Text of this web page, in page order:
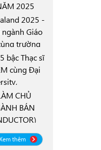
2025
2025 -
Giáo
trường
bậc Thạc sĩ
cùng Đại
CHỦ
BÁN
OREGON
OSU
thêm